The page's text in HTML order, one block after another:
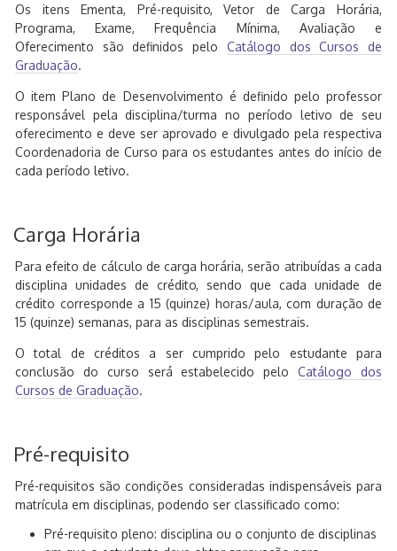
Os itens Ementa, Pré-requisito, Vetor de Carga Horária,
Programa, Exame, Frequência Mínima, Avaliação e
Oferecimento são definidos pelo Catálogo dos Cursos de
Graduação.
O item Plano de Desenvolvimento é definido pelo professor
responsável pela disciplina/turma no período letivo de seu
oferecimento e deve ser aprovado e divulgado pela respectiva
Coordenadoria de Curso para os estudantes antes do início de
cada período letivo.
Carga Horária
Para efeito de cálculo de carga horária, serão atribuídas a cada
disciplina unidades de crédito, sendo que cada unidade de
crédito corresponde a 15 (quinze) horas/aula, com duração de
15 (quinze) semanas, para as disciplinas semestrais.
O total de créditos a ser cumprido pelo estudante para
conclusão do curso será estabelecido peloCatálogo dos
Cursos de Graduação.
Pré-requisito
Pré-requisitos são condições consideradas indispensáveis para
matrícula em disciplinas, podendo ser classificado como:
Pré-requisito pleno: disciplina ou o conjunto de disciplinas